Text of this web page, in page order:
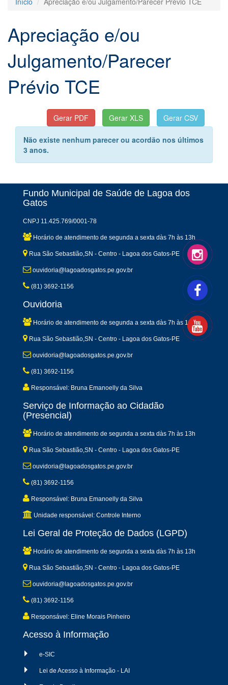
Apreciação e/ou
Julgamento/Parecer
Prévio TCE
Não existe nenhum parecer ou acordão nos últimos
3 anos.
Fundo Municipal de Saúde de Lagoa dos
Gatos
CNPJ 11.425.769/0001-78
Horário de atendimento de segunda a sexta dàs 7h às 13h
Rua São Sebastião,SN - Centro - Lagoa dos Gatos-PE
ouvidoria@lagoadosgatos.pe.gov.br
(81) 3692-1156
Ouvidoria
Horário de atendimento de segunda a sexta dàs 7h às 13h
Rua São Sebastião,SN - Centro - Lagoa dos Gatos-PE
ouvidoria@lagoadosgatos.pe.gov.br
(81) 3692-1156
Responsável: Bruna Emanoelly da Silva
Serviço de Informação ao Cidadão
(Presencial)
Horário de atendimento de segunda a sexta dàs 7h às 13h
Rua São Sebastião,SN - Centro - Lagoa dos Gatos-PE
ouvidoria@lagoadosgatos.pe.gov.br
(81) 3692-1156
Responsável: Bruna Emanoelly da Silva
Unidade responsável: Controle Interno
Lei Geral de Proteção de Dados (LGPD)
Horário de atendimento de segunda a sexta dàs 7h às 13h
Rua São Sebastião,SN - Centro - Lagoa dos Gatos-PE
ouvidoria@lagoadosgatos.pe.gov.br
(81) 3692-1156
Responsável: Eline Morais Pinheiro
Acesso à Informação
e-SIC
Lei de Acesso à Informação - LAI